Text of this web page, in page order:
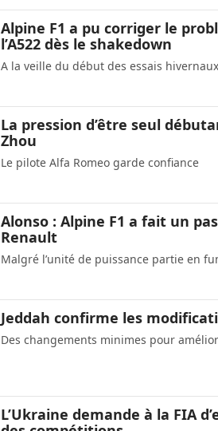
Alpine F1 a pu corriger le
l’A522 dès le shakedown
A la veille du début des essais
La pression d’être seul
Zhou
Le pilote Alfa Romeo garde confiance
Alonso : Alpine F1 a fait un
Renault
Malgré l’unité de puissance partie en
Jeddah confirme les
Des changements minimes pour
L’Ukraine demande à la FIA